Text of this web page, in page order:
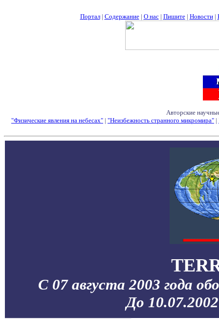
Портал| Содержание| О нас| Пишите| Новости|
Авторские
"Физические явления на небесах" | "Неизбежность странного микромира" |
С 07 августа 2003 года
До